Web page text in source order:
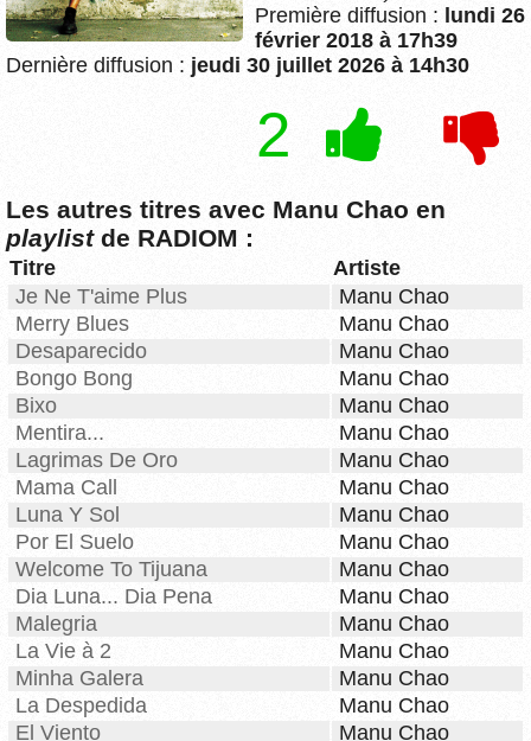
Première diffusion : lundi 26
février 2018 à 17h39
Dernière diffusion : jeudi 30 juillet 2026 à 14h30
2
Les autres titres avec Manu Chao en
playlistde RADIOM :
Titre
Artiste
Je Ne T'aime Plus
Manu Chao
Merry Blues
Manu Chao
Desaparecido
Manu Chao
Bongo Bong
Manu Chao
Bixo
Manu Chao
Mentira...
Manu Chao
Lagrimas De Oro
Manu Chao
Mama Call
Manu Chao
Luna Y Sol
Manu Chao
Por El Suelo
Manu Chao
Welcome To Tijuana
Manu Chao
Dia Luna... Dia Pena
Manu Chao
Malegria
Manu Chao
La Vie à 2
Manu Chao
Minha Galera
Manu Chao
La Despedida
Manu Chao
El Viento
Manu Chao